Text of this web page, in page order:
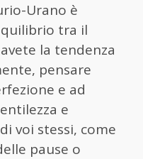
Urano è
tra il
la tendenza
pensare
e ad
e
voi stessi, come
pause o